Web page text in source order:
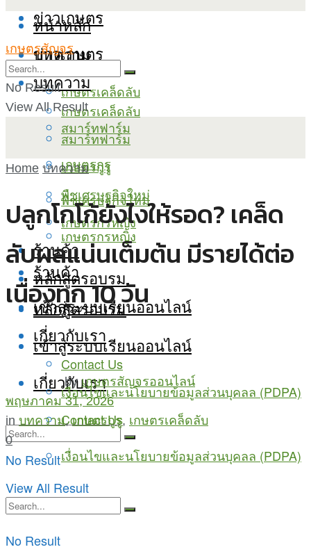
ข่าวเกษตร
บทความ
เกษตรเคล็ดลับ
สมาร์ทฟาร์ม
เกษตรกูรู
พืชเศรษฐกิจใหม่
เกษตรกรหญิง
ร้านค้า
หลักสูตรอบรม
เข้าสู่ระบบเรียนออนไลน์
เกี่ยวกับเรา
Contact Us
เงื่อนไขและนโยบายข้อมูลส่วนบุคลล (PDPA)
No Result
หน้าหลัก
ข่าวเกษตร
บทความ
เกษตรเคล็ดลับ
สมาร์ทฟาร์ม
เกษตรกูรู
พืชเศรษฐกิจใหม่
เกษตรกรหญิง
ร้านค้า
หลักสูตรอบรม
เข้าสู่ระบบเรียนออนไลน์
เกี่ยวกับเรา
Contact Us
เงื่อนไขและนโยบายข้อมูลส่วนบุคลล (PDPA)
No Result
View All Result
เกษตรสัญจร
No Result
View All Result
Home บทความ
ปลูกโกโก้ยังไงให้รอด? เคล็ด
ลับผลแน่นเต็มต้น มีรายได้ต่อ
เนื่องทุก 10 วัน
by เกษตรสัญจรออนไลน์
พฤษภาคม 31, 2026
in บทความ,เกษตรกูรู, เกษตรเคล็ดลับ
0